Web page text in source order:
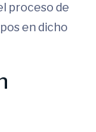
proceso de
en dicho